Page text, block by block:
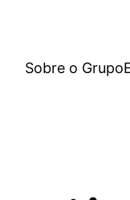
Sobre o Grupo